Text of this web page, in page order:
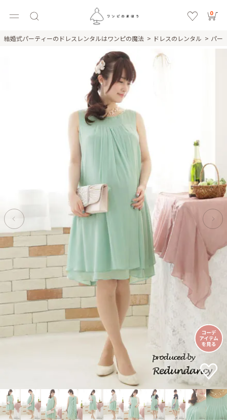
0
結婚式パーティーのドレスレンタルはワンピの魔法 ドレスのレンタル パー